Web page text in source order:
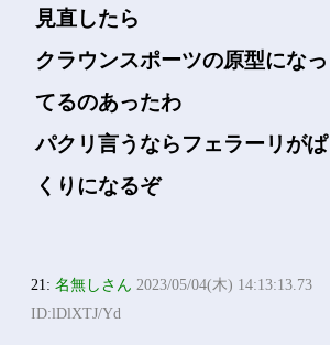
見直したら
クラウンスポーツの原型になっ
てるのあったわ
パクリ言うならフェラーリがぱ
くりになるぞ
21:名無しさん 2023/05/04(木) 14:13:13.73
ID:lDlXTJ/Yd